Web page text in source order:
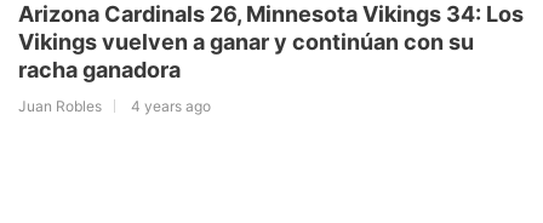
Arizona Cardinals 26, Minnesota Vikings 34: Los
Vikings vuelven a ganar y continúan con su
racha ganadora
Juan Robles 4 years ago